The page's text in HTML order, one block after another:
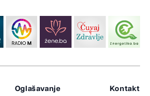
Oglašavanje Kontakt